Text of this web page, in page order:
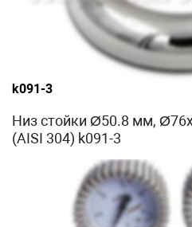
k091-3
Низ стойки Ø50.8 мм,
(AISI 304) k091-3